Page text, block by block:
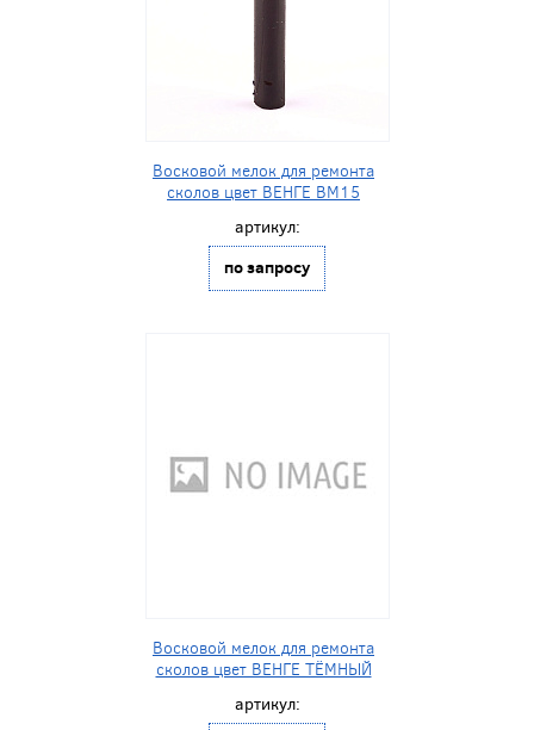
Восковой мелок для ремонта
сколов цвет ВЕНГЕ BM15
артикул:
по запросу
Восковой мелок для ремонта
сколов цвет ВЕНГЕ ТЁМНЫЙ
артикул: